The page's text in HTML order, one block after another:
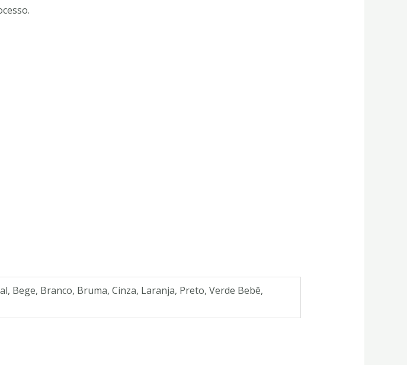
Bege, Branco, Bruma, Cinza, Laranja, Preto, Verde Bebê,